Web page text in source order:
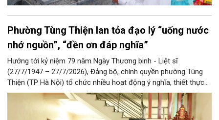
Phường Tùng Thiện lan tỏa đạo lý “uống nước
nhớ nguồn”, “đền ơn đáp nghĩa”
Hướng tới kỷ niệm 79 năm Ngày Thương binh - Liệt sĩ
(27/7/1947 – 27/7/2026), Đảng bộ, chính quyền phường Tùng
Thiện (TP Hà Nội) tổ chức nhiều hoạt động ý nghĩa, thiết thực
nhằm tri ân người có công, thân nhân người có công với cách
mạng… Qua đó lan tỏa đạo lý “uống nước nhớ nguồn”, đền ơn
đáp nghĩa tốt đẹp của dân tộc Việt Nam nói chung và người Hà